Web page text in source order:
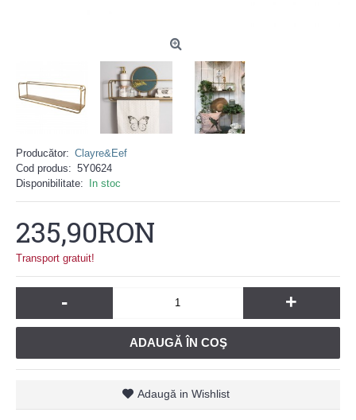
Producător: Clayre&Eef
Cod produs: 5Y0624
Disponibilitate:
In stoc
235,90RON
Transport gratuit!
- +
ADAUGĂ ÎN COŞ
Adaugă in Wishlist